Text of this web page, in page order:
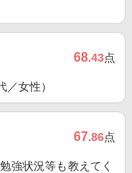
68.43点
女性）
67.86点
強状況等も教えてく